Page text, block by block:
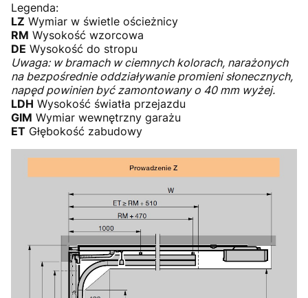
Legenda:
LZ Wymiar w świetle ościeżnicy
RM Wysokość wzorcowa
DE Wysokość do stropu
Uwaga: w bramach w ciemnych kolorach, narażonych
na bezpośrednie oddziaływanie promieni słonecznych,
napęd powinien być zamontowany o 40 mm wyżej.
LDH Wysokość światła przejazdu
GIM Wymiar wewnętrzny garażu
ET Głębokość zabudowy